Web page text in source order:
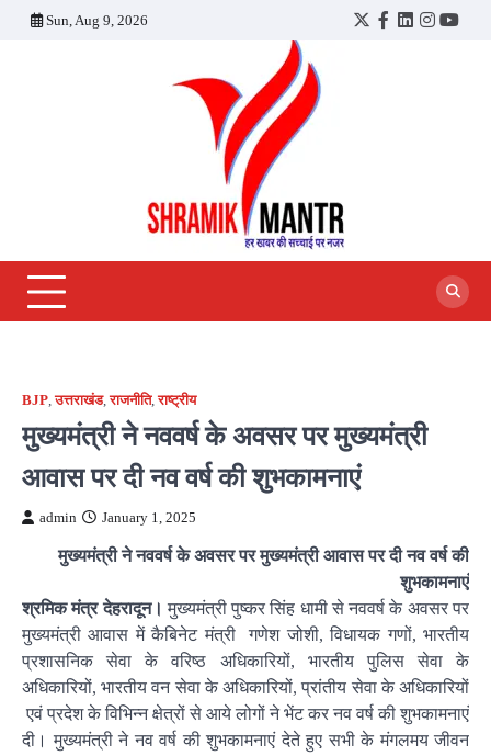
Sun, Aug 9, 2026
Twitter
Facebook
LinkedIn
BJP,उत्तराखंड,राजनीति,राष्ट्रीय
मुख्यमंत्री ने नववर्ष के अवसर पर मुख्यमंत्री
आवास पर दी नव वर्ष की शुभकामनाएं
admin January 1, 2025
मुख्यमंत्री ने नववर्ष के अवसर पर मुख्यमंत्री आवास पर दी नव वर्ष की
शुभकामनाएं
श्रमिक मंत्र देहरादून। मुख्यमंत्री पुष्कर सिंह धामी से नववर्ष के अवसर पर
मुख्यमंत्री आवास में कैबिनेट मंत्री गणेश जोशी, विधायक गणों, भारतीय
प्रशासनिक सेवा के वरिष्ठ अधिकारियों, भारतीय पुलिस सेवा के
अधिकारियों, भारतीय वन सेवा के अधिकारियों, प्रांतीय सेवा के अधिकारियों
एवं प्रदेश के विभिन्न क्षेत्रों से आये लोगों ने भेंट कर नव वर्ष की शुभकामनाएं
दी। मुख्यमंत्री ने नव वर्ष की शुभकामनाएं देते हुए सभी के मंगलमय जीवन